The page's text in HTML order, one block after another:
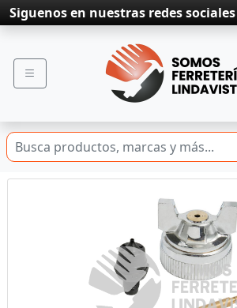
Siguenos en nuestras redes sociales